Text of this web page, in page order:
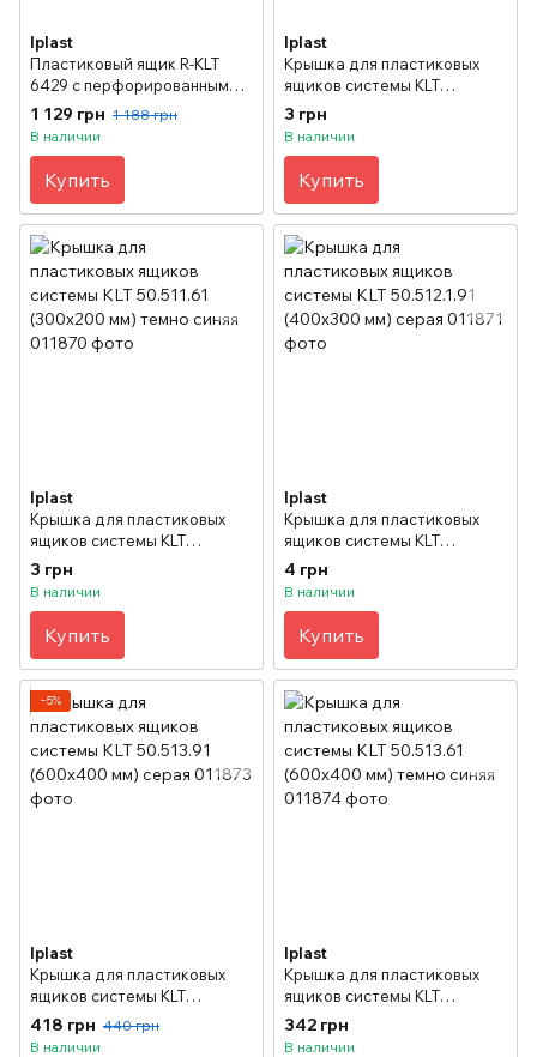
Iplast
Пластиковый ящик R-KLT
6429 с перфорированным
дном (594х396х280 мм)
темно синий
1 129 грн 1 188 грн
В наличии
Купить
Iplast
Крышка для пластиковых
ящиков системы KLT
50.511.91 (300x200 мм) серая
3 грн
В наличии
Купить
Iplast
Крышка для пластиковых
ящиков системы KLT
50.511.61 (300x200 мм) темно
синяя
3 грн
В наличии
Купить
Iplast
Крышка для пластиковых
ящиков системы KLT
50.512.1.91 (400x300 мм)
серая
4 грн
В наличии
Купить
−5%
Iplast
Крышка для пластиковых
ящиков системы KLT
50.513.91 (600x400 мм) серая
418 грн 440 грн
В наличии
Iplast
Крышка для пластиковых
ящиков системы KLT
50.513.61 (600x400 мм) темно
синяя
342 грн
В наличии